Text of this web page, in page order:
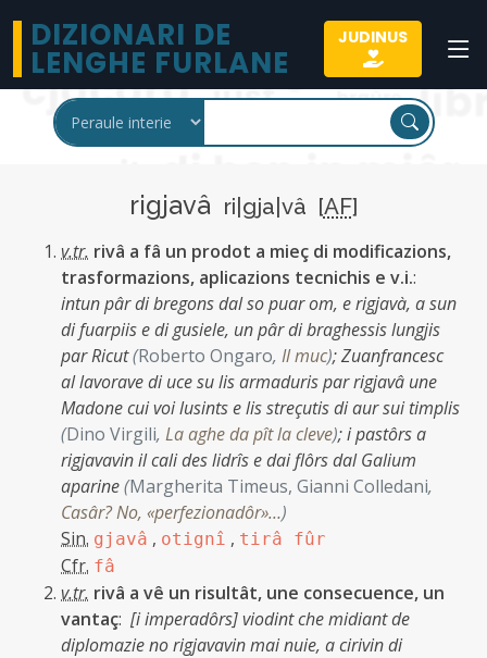
DIZIONARI DE
LENGHE FURLANE
JUDINUS
rigjavâ ri|gja|vâ [AF]
v.tr. rivâ a fâ un prodot a mieç di modificazions,
trasformazions, aplicazions tecnichis e v.i.:
intun pâr di bregons dal so puar om, e rigjavà, a sun
di fuarpiis e di gusiele, un pâr di braghessis lungjis
par Ricut(Roberto Ongaro, Il muc);Zuanfrancesc
al lavorave di uce su lis armaduris par rigjavâ une
Madone cui voi lusints e lis streçutis di aur sui timplis
(Dino Virgili, La aghe da pît la cleve);i pastôrs a
rigjavavin il cali des lidrîs e dai flôrs dal Galium
aparine(Margherita Timeus, Gianni Colledani,
Casâr? No, «perfezionadôr»…)
Sin. gjavâ , otignî , tirâ fûr
Cfr. fâ
v.tr. rivâ a vê un risultât, une consecuence, un
vantaç: [i imperadôrs] viodint che midiant de
diplomazie no rigjavavin mai nuie, a cirivin di